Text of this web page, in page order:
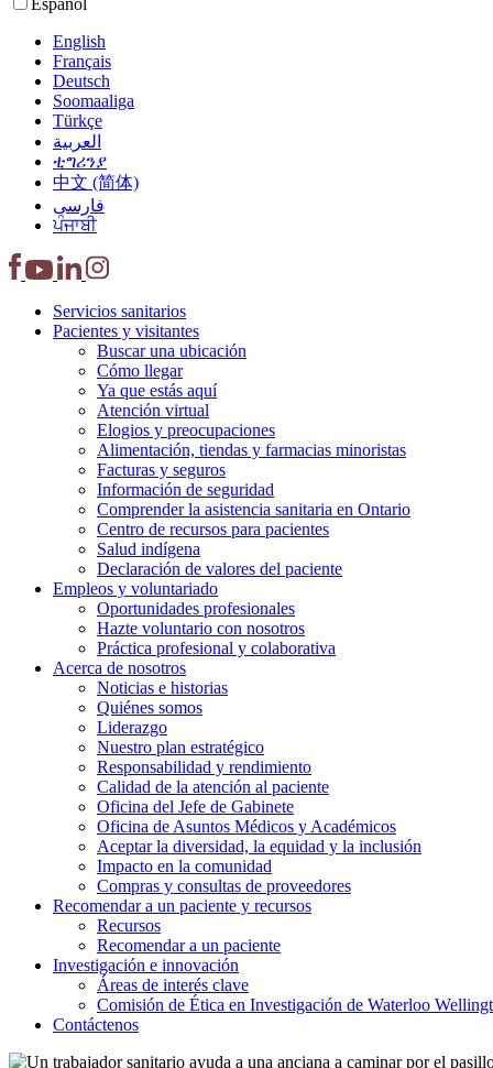
Español
English
Français
Deutsch
Soomaaliga
Türkçe
العربية‏
ቲግሪንያ
中文 (简体)
فارسی
ਪੰਜਾਬੀ
Servicios sanitarios
Pacientes y visitantes
Buscar una ubicación
Cómo llegar
Ya que estás aquí
Atención virtual
Elogios y preocupaciones
Alimentación, tiendas y farmacias minoristas
Facturas y seguros
Información de seguridad
Comprender la asistencia sanitaria en Ontario
Centro de recursos para pacientes
Salud indígena
Declaración de valores del paciente
Empleos y voluntariado
Oportunidades profesionales
Hazte voluntario con nosotros
Práctica profesional y colaborativa
Acerca de nosotros
Noticias e historias
Quiénes somos
Liderazgo
Nuestro plan estratégico
Responsabilidad y rendimiento
Calidad de la atención al paciente
Oficina del Jefe de Gabinete
Oficina de Asuntos Médicos y Académicos
Aceptar la diversidad, la equidad y la inclusión
Impacto en la comunidad
Compras y consultas de proveedores
Recomendar a un paciente y recursos
Recursos
Recomendar a un paciente
Investigación e innovación
Áreas de interés clave
Comisión de Ética en Investigación de Waterloo
Contáctenos